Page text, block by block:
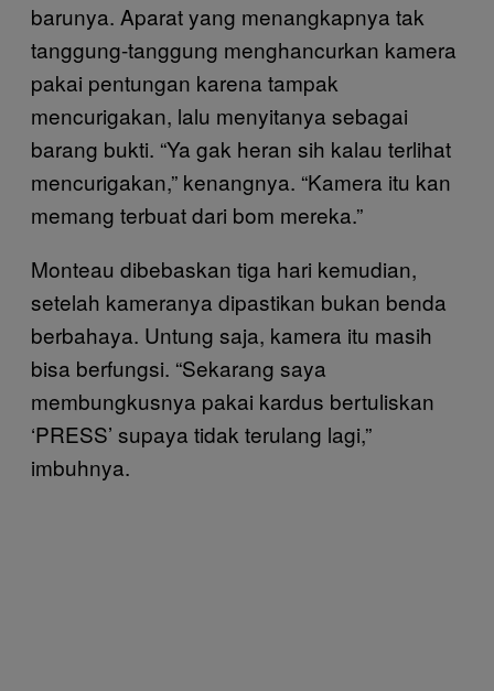
barunya. Aparat yang menangkapnya tak
tanggung-tanggung menghancurkan kamera
pakai pentungan karena tampak
mencurigakan, lalu menyitanya sebagai
barang bukti. “Ya gak heran sih kalau terlihat
mencurigakan,” kenangnya. “Kamera itu kan
memang terbuat dari bom mereka.”
Monteau dibebaskan tiga hari kemudian,
setelah kameranya dipastikan bukan benda
berbahaya. Untung saja, kamera itu masih
bisa berfungsi. “Sekarang saya
membungkusnya pakai kardus bertuliskan
‘PRESS’ supaya tidak terulang lagi,”
imbuhnya.